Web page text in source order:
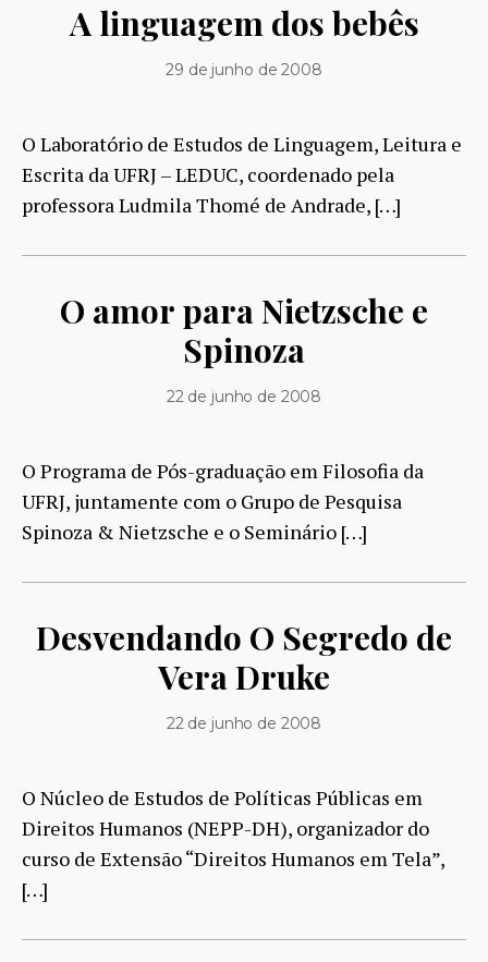
A linguagem dos bebês
29 de junho de 2008
O Laboratório de Estudos de Linguagem, Leitura e
Escrita da UFRJ – LEDUC, coordenado pela
professora Ludmila Thomé de Andrade, […]
O amor para Nietzsche e
Spinoza
22 de junho de 2008
O Programa de Pós-graduação em Filosofia da
UFRJ, juntamente com o Grupo de Pesquisa
Spinoza & Nietzsche e o Seminário […]
Desvendando O Segredo de
Vera Druke
22 de junho de 2008
O Núcleo de Estudos de Políticas Públicas em
Direitos Humanos (NEPP-DH), organizador do
curso de Extensão “Direitos Humanos em Tela”,
[…]